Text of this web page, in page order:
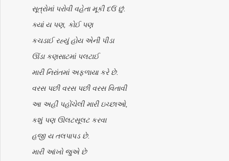
સૂત્રોમાં પરોવી વહેતા મૂકી દઉં છું.
ક્યાં ય પણ, કોઈ પણ
કચડાઈ રહ્યું હોય એની પીડા
ઊંડા કણસાટમાં પલટાઈ
મારી નિરાંતમાં અફળાયા કરે છે.
વરસ પછી વરસ પછી વરસ વિતાવી
આ અહીં પહોંચેલી મારી ઇચ્છાઓ,
કશું પણ ઊલટસૂલટ કરવા
હજી ય તલપાપડ છે.
મારી આંખો જુએ છે